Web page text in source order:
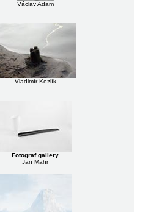
Václav Adam
Vladimír Kozlík
Fotograf gallery
Jan Mahr